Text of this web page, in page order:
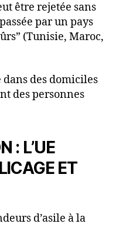
être rejetée sans
par un pays
(Tunisie, Maroc,
des domiciles
des personnes
: L’UE
ET
d’asile à la